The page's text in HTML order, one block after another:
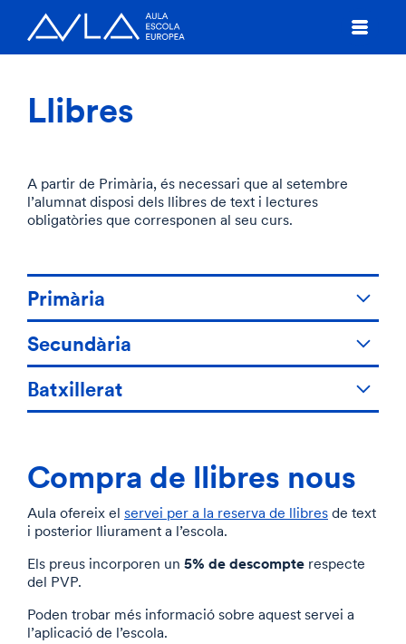
Llibres
A partir de Primària, és necessari que al setembre
l’alumnat disposi dels llibres de text i lectures
obligatòries que corresponen al seu curs.
Primària
Secundària
Batxillerat
Compra de llibres nous
Aula ofereix el servei per a la reserva de llibres de text
i posterior lliurament a l’escola.
Els preus incorporen un 5% de descompte respecte
del PVP.
Poden trobar més informació sobre aquest servei a
l’aplicació de l’escola.